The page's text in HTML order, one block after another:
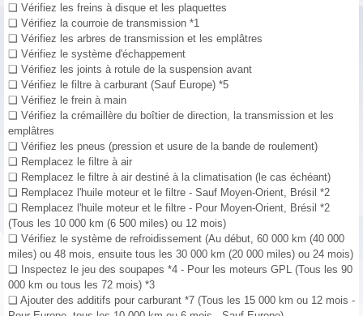
❑ Vérifiez les freins à disque et les plaquettes
❑ Vérifiez la courroie de transmission *1
❑ Vérifiez les arbres de transmission et les emplâtres
❑ Vérifiez le système d'échappement
❑ Vérifiez les joints à rotule de la suspension avant
❑ Vérifiez le filtre à carburant (Sauf Europe) *5
❑ Vérifiez le frein à main
❑ Vérifiez la crémaillère du boîtier de direction, la transmission et les
emplâtres
❑ Vérifiez les pneus (pression et usure de la bande de roulement)
❑ Remplacez le filtre à air
❑ Remplacez le filtre à air destiné à la climatisation (le cas échéant)
❑ Remplacez l'huile moteur et le filtre - Sauf Moyen-Orient, Brésil *2
❑ Remplacez l'huile moteur et le filtre - Pour Moyen-Orient, Brésil *2
(Tous les 10 000 km (6 500 miles) ou 12 mois)
❑ Vérifiez le système de refroidissement (Au début, 60 000 km (40 000
miles) ou 48 mois, ensuite tous les 30 000 km (20 000 miles) ou 24 mois)
❑ Inspectez le jeu des soupapes *4 - Pour les moteurs GPL (Tous les 90
000 km ou tous les 72 mois) *3
❑ Ajouter des additifs pour carburant *7 (Tous les 15 000 km ou 12 mois -